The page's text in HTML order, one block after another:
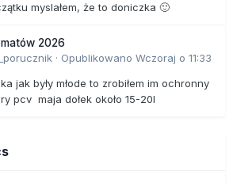
myslałem, że to doniczka 🙂
2026
· Opublikowano Wczoraj o 11:33
jak były młode to zrobiłem im ochronny
pcv maja dołek około 15-20l